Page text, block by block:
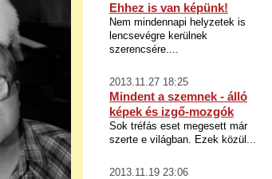
Ehhez is van képünk!
Nem mindennapi helyzetek is
lencsevégre kerülnek
szerencsére....
2013.11.27 18:25
Mindent a szemnek - álló
képek és izgő-mozgók
Sok tréfás eset megesett már
szerte e világban. Ezek közül...
2013.11.19 23:06